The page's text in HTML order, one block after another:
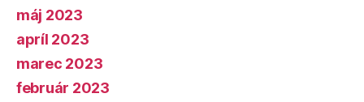
máj 2023
apríl 2023
marec 2023
február 2023